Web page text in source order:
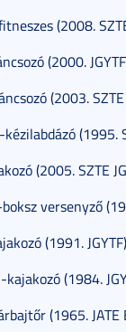
(2008.
(2000.
(2003. SZTE
kézilabdázó
(2005. SZTE
versenyző
(1991. JGYTF)
(1984.
(1965. JATE